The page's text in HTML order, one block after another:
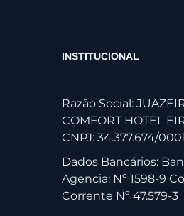
INSTITUCIONAL
Razão Social:
COMFORT HOTEL
CNPJ: 34.377.674/
Dados Bancários:
Agencia: Nº 1598-9
Corrente Nº 47.579-3